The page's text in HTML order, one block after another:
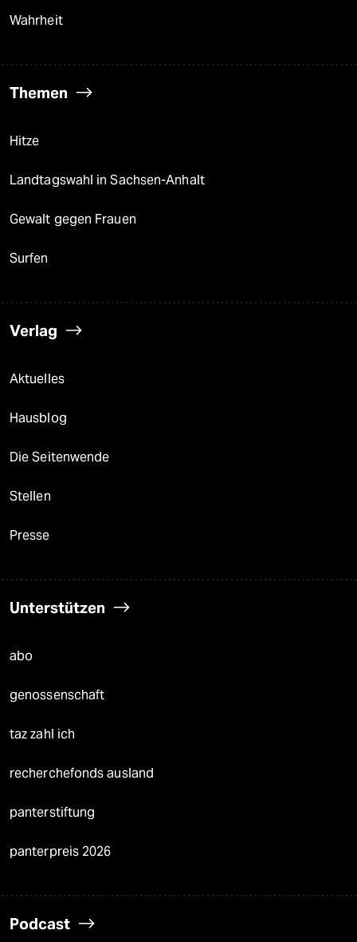
Wahrheit
Themen
Hitze
Landtagswahl in Sachsen-Anhalt
Gewalt gegen Frauen
Surfen
Verlag
Aktuelles
Hausblog
Die Seitenwende
Stellen
Presse
Unterstützen
abo
genossenschaft
taz zahl ich
recherchefonds ausland
panterstiftung
panterpreis 2026
Podcast